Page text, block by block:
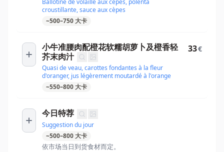
croustillante, sauce aux cèpes
~500–750大卡
小牛准腰肉配橙花软糯胡萝卜及橙香轻
芥末肉汁
Quasi de veau, carottes fondantes à la fleur
d'oranger, jus légèrement moutardé à l'orange
~550–800大卡
33€
今日特荐
Suggestion du jour
~500–800大卡
依市场当日到货食材而定。